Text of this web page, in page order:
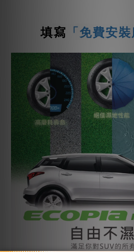
填寫 「免費安